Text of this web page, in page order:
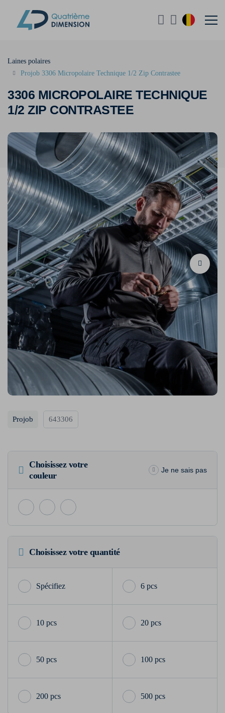
3306 MICROPOLAIRE TECHNIQUE
1/2 ZIP CONTRASTEE
Laines polaires
Projob 3306 Micropolaire Technique 1/2 Zip Contrastee
Projob 643306
Choisissez votre
couleur
Je ne sais pas
Choisissez votre quantité
6 pcs
10 pcs 20 pcs
50 pcs 100 pcs
200 pcs 500 pcs